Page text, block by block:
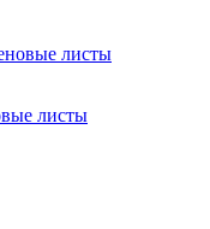
листы
листы